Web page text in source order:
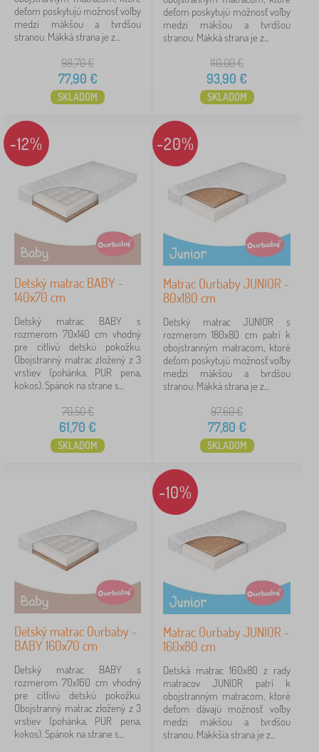
180x80 cm
zobraziť
viac >
Nosnosť
70 kg
40 kg
4
30 kg
2
80 kg
Výška matraca
10 cm
16
Tvrdosť matraca
Typ poťahu
antialergický
1
Cena
30 €
94 €
Vyhľadať v rámci filtra
Dostupnosť
deťom poskytujú možnosť voľby
medzi mäkšou a tvrdšou
stranou. Mäkká strana je z...
98,70€
77,90 €
SKLADOM
deťom poskytujú možnosť voľby
medzi mäkšou a tvrdšou
stranou. Mäkká strana je z...
110,00€
93,90 €
SKLADOM
-12%
Detský matrac BABY -
140x70 cm
Detský matrac BABY s
rozmerom 70x140 cm vhodný
pre citlivú detskú pokožku.
Obojstranný matrac zložený z 3
vrstiev (pohánka, PUR pena,
kokos). Spánok na strane s...
70,50€
61,70 €
SKLADOM
-20%
Matrac Ourbaby JUNIOR -
80x180 cm
Detský matrac JUNIOR s
rozmerom 180x80 cm patrí k
obojstranným matracom, ktoré
deťom poskytujú možnosť voľby
medzi mäkšou a tvrdšou
stranou. Mäkká strana je z...
97,60€
77,80 €
SKLADOM
Detský matrac Ourbaby -
BABY 160x70 cm
Detský matrac BABY s
rozmerom 70x160 cm vhodný
pre citlivú detskú pokožku.
Obojstranný matrac zložený z 3
vrstiev (pohánka, PUR pena,
kokos). Spánok na strane s...
-10%
Matrac Ourbaby JUNIOR -
160x80 cm
Detská matrac 160x80 z rady
matracov JUNIOR patrí k
obojstranným matracom, ktoré
deťom dávajú možnosť voľby
medzi mäkšou a tvrdšou
stranou. Mäkkšia strana je z...